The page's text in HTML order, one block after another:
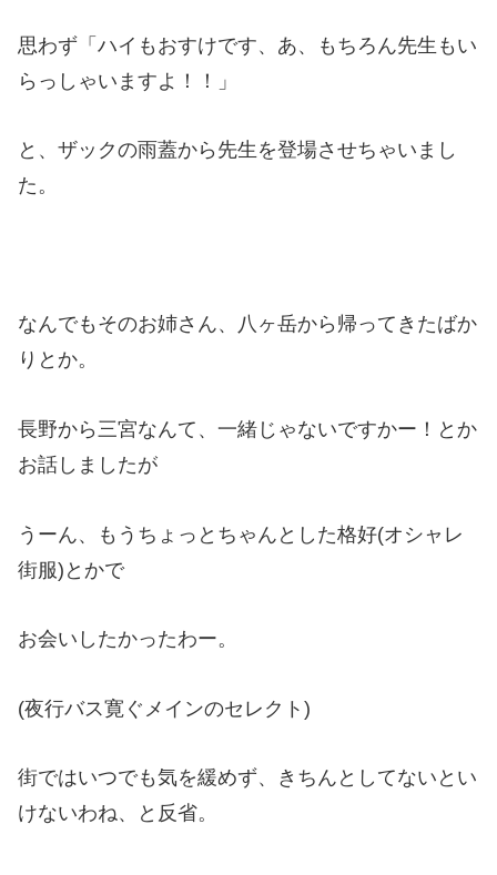
思わず「ハイもおすけです、あ、もちろん先生もい
らっしゃいますよ！！」
と、ザックの雨蓋から先生を登場させちゃいまし
た。
なんでもそのお姉さん、八ヶ岳から帰ってきたばか
りとか。
長野から三宮なんて、一緒じゃないですかー！とか
お話しましたが
うーん、もうちょっとちゃんとした格好(オシャレ
街服)とかで
お会いしたかったわー。
(夜行バス寛ぐメインのセレクト)
街ではいつでも気を緩めず、きちんとしてないとい
けないわね、と反省。